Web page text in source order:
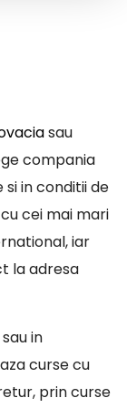
sau
compania
in conditii de
cei mai mari
iar
la adresa
in
curse cu
prin curse